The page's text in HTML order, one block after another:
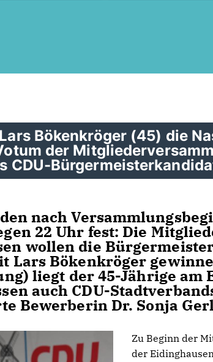
Bökenkröger (45) die
der
CDU-
nach
22 Uhr fest: Die
wollen die
Lars Bökenkröger
liegt der 45-Jährige am
auch CDU-
Bewerberin Dr. Sonja
Zu Beginn der
der